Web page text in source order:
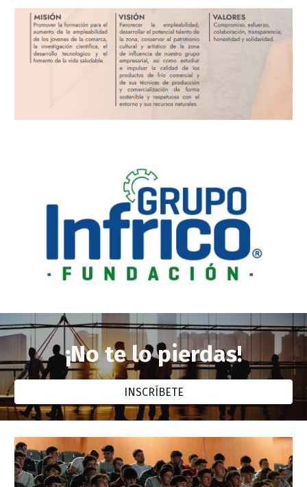
¡No te lo pierdas!
INSCRÍBETE